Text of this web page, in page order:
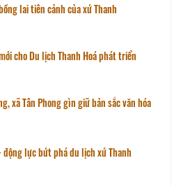
lai tiên cảnh của xứ Thanh
cho Du lịch Thanh Hoá phát triển
xã Tân Phong gìn giữ bản sắc văn hóa
động lực bứt phá du lịch xứ Thanh